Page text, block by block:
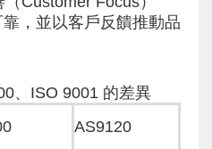
，並以客戶反饋推動品
、ISO 9001 的差異
AS9120